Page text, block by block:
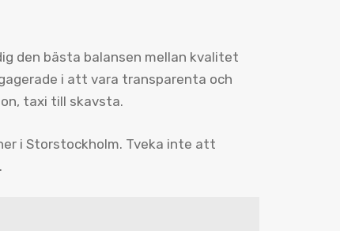
den bästa balansen mellan kvalitet
i att vara transparenta och
taxi till skavsta.
i Storstockholm. Tveka inte att